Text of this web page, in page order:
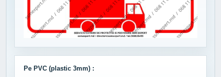
Pe PVC (plastic 3mm) :